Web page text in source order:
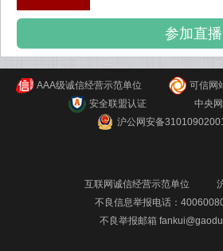
参加直播
AAA级诚信经营示范单位 可信网
安全联盟认证
中央
沪公网安备
互联网诚信经营示范单位
不良信息举报电话：
不良举报邮箱